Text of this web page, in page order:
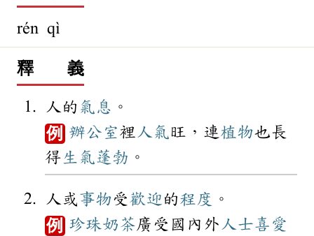
rén qì
釋 義
人的 氣息 。
例 辦公室裡 人氣旺，連植物也長
得 生氣蓬勃 。
人或事物受歡迎 的程度 。
例 珍珠奶茶廣受國內外 人士喜愛